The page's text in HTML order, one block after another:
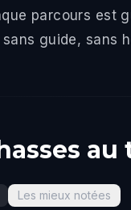
parcours est
guide, sans
Les mieux notées